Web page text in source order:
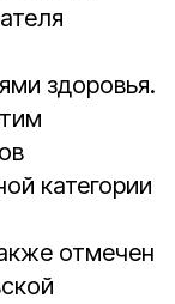
здоровья.
категории
отмечен